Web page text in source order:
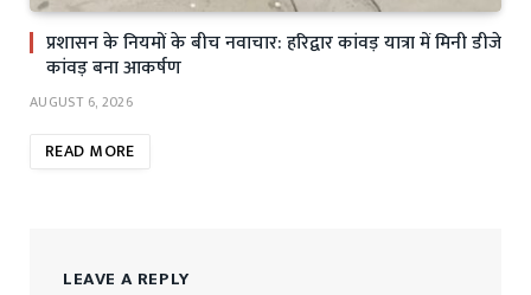
प्रशासन के नियमों के बीच नवाचार: हरिद्वार कांवड़ यात्रा में मिनी डीजे
कांवड़ बना आकर्षण
AUGUST 6, 2026
READ MORE
LEAVE A REPLY